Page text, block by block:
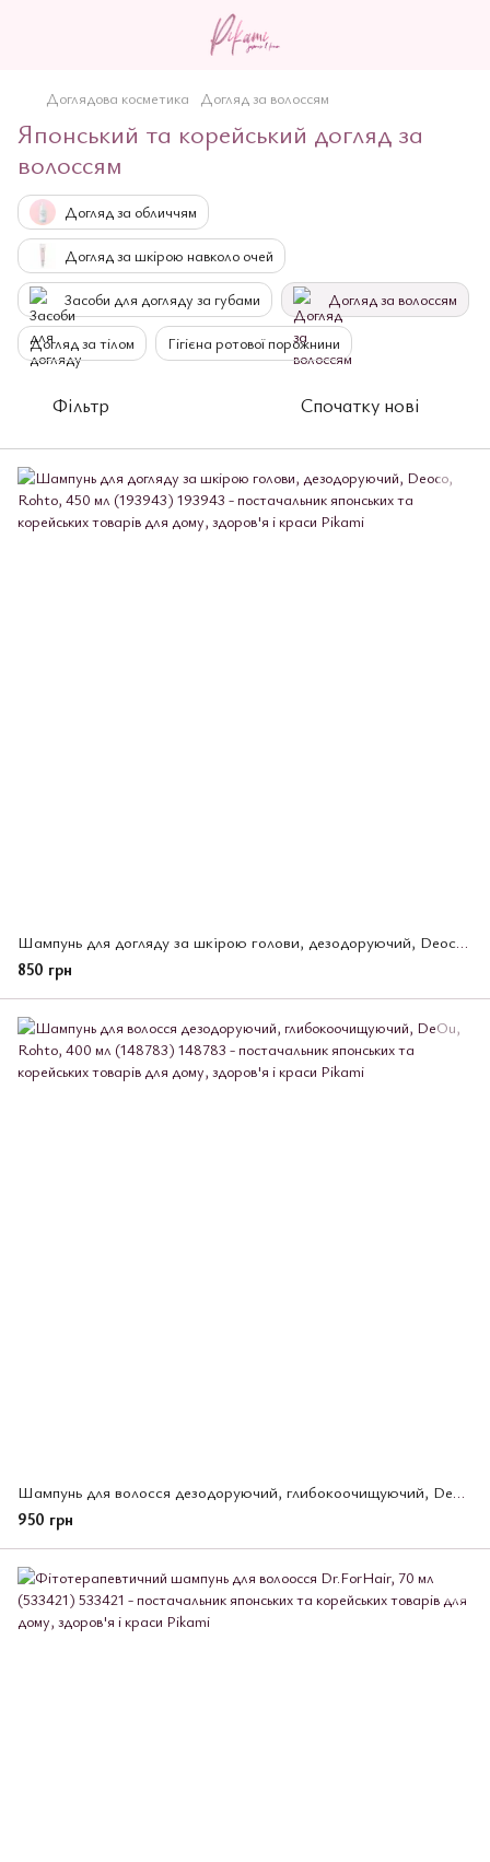
Доглядова косметика Догляд за волоссям
Японський та корейський догляд за
волоссям
Догляд за обличчям
Догляд за шкірою навколо очей
3асоби для догляду за губами Догляд за волоссям
Догляд за тілом Гігієна ротової порожнини
Фільтр Спочатку нові
Шампунь для догляду за шкірою голови, дезодоруючий, Deoco, Rohto, 450 мл (193943)
850 грн
Шампунь для волосся дезодоруючий, глибокоочищуючий, DeOu, Rohto, 400 мл (148783)
950 грн